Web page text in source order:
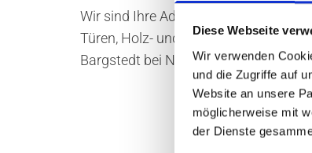
Diese Webseite
Wir verwenden
und die Zugriffe auf
Website an unsere
möglicherweise mit
der Dienste
Wir sind Ihre Adresse für
Türen, Holz- und Kunststofffenster
Bargstedt bei Nortorf im Herzen von